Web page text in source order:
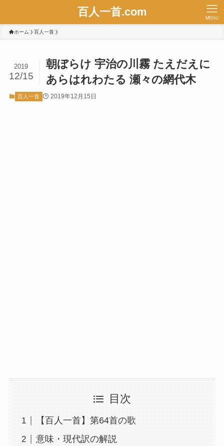
百人一首.com MENU
ホーム 百人一首
朝ぼらけ 宇治の川霧 たえだえに
あらはれわたる 瀬々の網代木
2019
12/15
百人一首 2019年12月15日
目次
【百人一首】第64首の歌
意味・現代訳の解説